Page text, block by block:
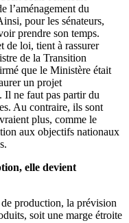
l’aménagement du
pour les sénateurs,
prendre son temps.
loi, tient à rassurer
de la Transition
que le Ministère était
un projet
Il ne faut pas partir du
Au contraire, ils sont
plus, comme le
aux objectifs nationaux
elle devient
production, la prévision
soit une marge étroite